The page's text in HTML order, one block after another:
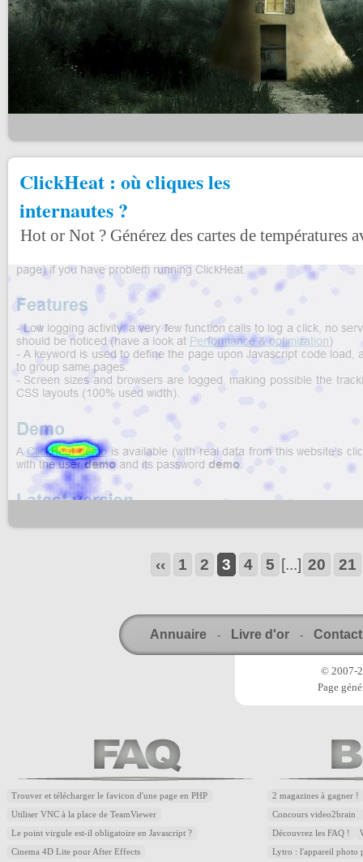
ClickHeat : où cliques les
internautes ?
Hot or Not ? Générez des cartes de températures
‹‹ 1 2 3 4 5 [...] 20 21
Annuaire - Livre d'or - Contact
© 2007-
Page
Trouver et télécharger le favicon d'une page en PHP
Utiliser VNC à la place de TeamViewer
Le point virgule est-il obligatoire en Javascript ?
Cinema 4D Lite pour After Effects
2 magazines à gagner !
Concours video2brain
Découvrez les FAQ !
Lytro : l'appareil photo